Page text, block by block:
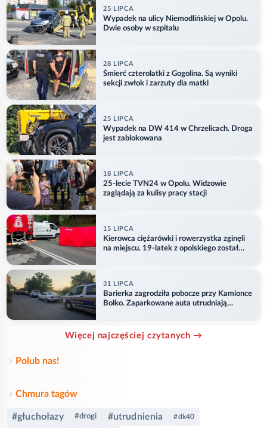
25 LIPCA
Wypadek na ulicy Niemodlińskiej w Opolu.
Dwie osoby w szpitalu
28 LIPCA
Śmierć czterolatki z Gogolina. Są wyniki
sekcji zwłok i zarzuty dla matki
25 LIPCA
Wypadek na DW 414 w Chrzelicach. Droga
jest zablokowana
18 LIPCA
25-lecie TVN24 w Opolu. Widzowie
zaglądają za kulisy pracy stacji
15 LIPCA
Kierowca ciężarówki i rowerzystka zginęli
na miejscu. 19-latek z opolskiego został
31 LIPCA
Barierka zagrodziła pobocze przy Kamionce
Bolko. Zaparkowane auta utrudniają
Więcej najczęściej czytanych →
Polub nas!
Chmura tagów
#głuchołazy #drogi #utrudnienia #dk40